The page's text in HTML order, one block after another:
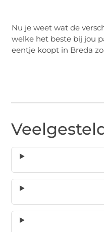
Nu je weet wat de
welke het beste bij jou
eentje koopt in Breda